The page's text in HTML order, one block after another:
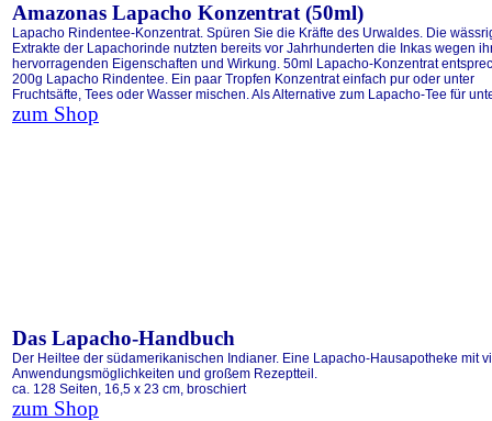
Amazonas Lapacho Konzentrat (50ml)
Lapacho Rindentee-Konzentrat. Spüren Sie die Kräfte des Urwaldes. Die
Extrakte der Lapachorinde nutzten bereits vor Jahrhunderten die Inkas wegen
hervorragenden Eigenschaften und Wirkung. 50ml Lapacho-Konzentrat
200g Lapacho Rindentee. Ein paar Tropfen Konzentrat einfach pur oder unter
Fruchtsäfte, Tees oder Wasser mischen. Als Alternative zum Lapacho-Tee für
zum Shop
Das Lapacho-Handbuch
Der Heiltee der südamerikanischen Indianer. Eine Lapacho-Hausapotheke mit
Anwendungsmöglichkeiten und großem Rezeptteil.
ca. 128 Seiten, 16,5 x 23 cm, broschiert
zum Shop